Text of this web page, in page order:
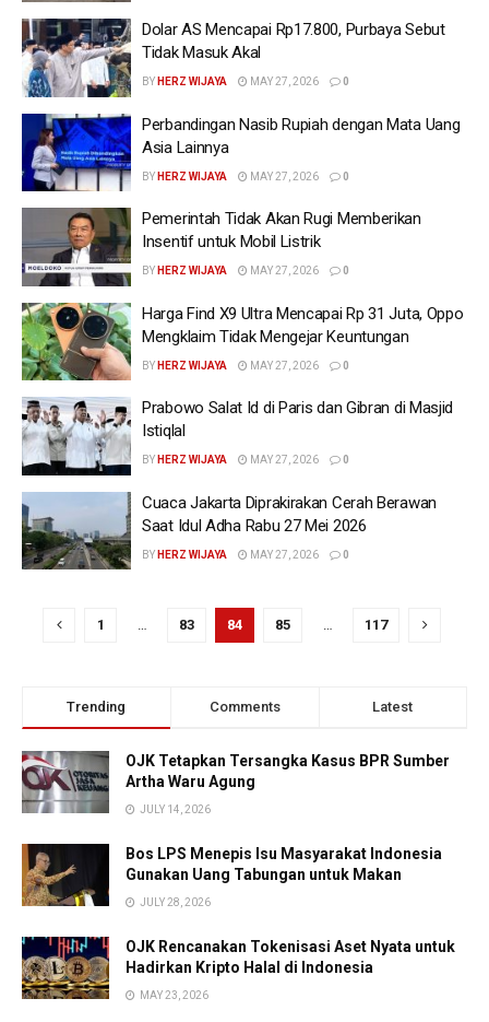
Dolar AS Mencapai Rp17.800, Purbaya Sebut
Tidak Masuk Akal
BY HERZ WIJAYA MAY 27, 2026 0
Perbandingan Nasib Rupiah dengan Mata Uang
Asia Lainnya
BY HERZ WIJAYA MAY 27, 2026 0
Pemerintah Tidak Akan Rugi Memberikan
Insentif untuk Mobil Listrik
BY HERZ WIJAYA MAY 27, 2026 0
Harga Find X9 Ultra Mencapai Rp 31 Juta, Oppo
Mengklaim Tidak Mengejar Keuntungan
BY HERZ WIJAYA MAY 27, 2026 0
Prabowo Salat Id di Paris dan Gibran di Masjid
Istiqlal
BY HERZ WIJAYA MAY 27, 2026 0
Cuaca Jakarta Diprakirakan Cerah Berawan
Saat Idul Adha Rabu 27 Mei 2026
BY HERZ WIJAYA MAY 27, 2026 0
1 … 83 84 85 … 117
Trending Comments Latest
OJK Tetapkan Tersangka Kasus BPR Sumber
Artha Waru Agung
JULY 14, 2026
Bos LPS Menepis Isu Masyarakat Indonesia
Gunakan Uang Tabungan untuk Makan
JULY 28, 2026
OJK Rencanakan Tokenisasi Aset Nyata untuk
Hadirkan Kripto Halal di Indonesia
MAY 23, 2026